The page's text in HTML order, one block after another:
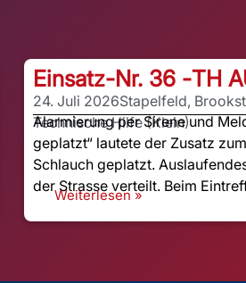
Einsatz-Nr. 36 -TH
24. Juli 2026Stapelfeld,
Technische Hilfe (Klein)
Alarmierung per Sirene und
geplatzt“ lautete der Zusatz
Schlauch geplatzt.
der Strasse verteilt. Beim
Weiterlesen »